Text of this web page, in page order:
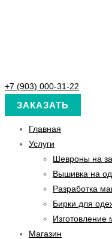
+7 (903) 000-31-22
ЗАКАЗАТЬ
Главная
Услуги
Шевроны на
Вышивка на
Разработка
Бирки для
Изготовление
Магазин